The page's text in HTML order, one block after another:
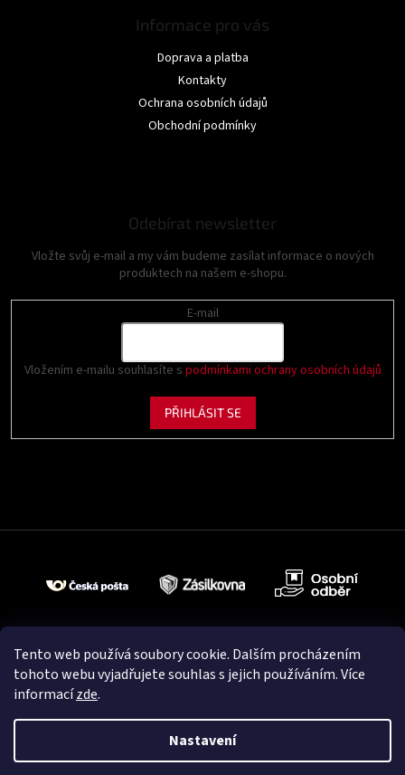
Tento web používá soubory cookie. Dalším procházením
tohoto webu vyjadřujete souhlas s jejich používáním. Více
informacízde.
Nastavení
Informace pro vás
Doprava a platba
Kontakty
Ochrana osobních údajů
Obchodní podmínky
Odebírat newsletter
Vložte svůj e-mail a my vám budeme zasílat informace o nových
produktech na našem e-shopu.
E-mail
Vložením e-mailu souhlasíte s podmínkami ochrany osobních údajů
PŘIHLÁSIT SE
Vytvořil Shoptet